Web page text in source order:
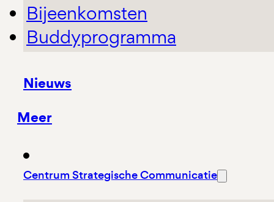
Bijeenkomsten
Buddyprogramma
Nieuws
Meer
Centrum Strategische Communicatie